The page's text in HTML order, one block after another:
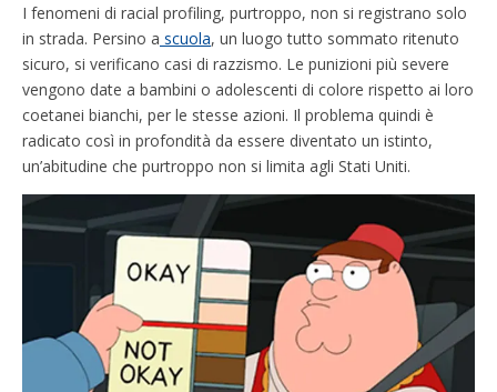
I fenomeni di racial profiling, purtroppo, non si registrano solo
in strada. Persino a scuola, un luogo tutto sommato ritenuto
sicuro, si verificano casi di razzismo. Le punizioni più severe
vengono date a bambini o adolescenti di colore rispetto ai loro
coetanei bianchi, per le stesse azioni. Il problema quindi è
radicato così in profondità da essere diventato un istinto,
un’abitudine che purtroppo non si limita agli Stati Uniti.